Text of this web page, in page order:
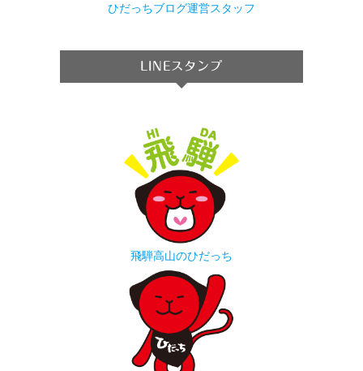
ひだっちブログ運営スタッフ
LINEスタンプ
飛騨高山のひだっち